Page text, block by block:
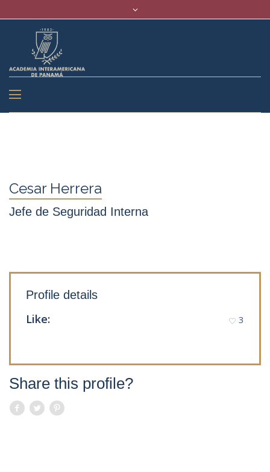
Cesar Herrera
Jefe de Seguridad Interna
Profile details
Like: 3
Share this profile?